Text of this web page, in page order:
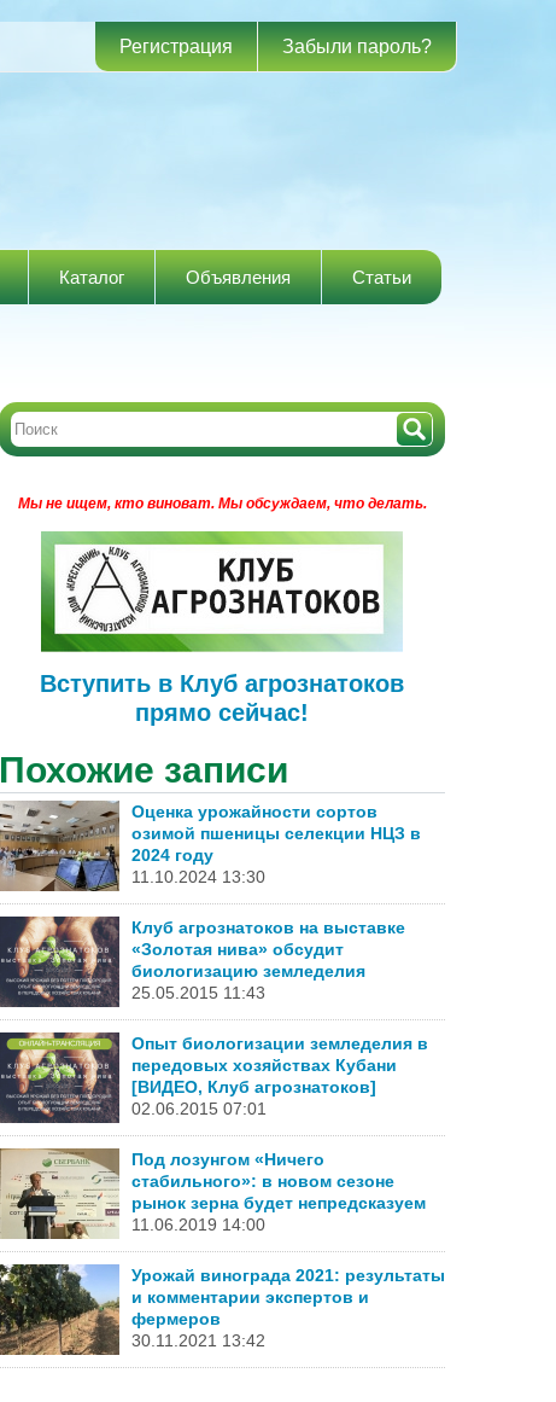
Регистрация Забыли пароль?
Каталог Объявления Статьи
Мы не ищем, кто виноват. Мы обсуждаем, что делать.
Вступить в Клуб агрознатоков
прямо сейчас!
Похожие записи
Оценка урожайности сортов
озимой пшеницы селекции НЦЗ в
2024 году
11.10.2024 13:30
Клуб агрознатоков на выставке
«Золотая нива» обсудит
биологизацию земледелия
25.05.2015 11:43
Опыт биологизации земледелия в
передовых хозяйствах Кубани
[ВИДЕО, Клуб агрознатоков]
02.06.2015 07:01
Под лозунгом «Ничего
стабильного»: в новом сезоне
рынок зерна будет непредсказуем
11.06.2019 14:00
Урожай винограда 2021: результаты
и комментарии экспертов и
фермеров
30.11.2021 13:42